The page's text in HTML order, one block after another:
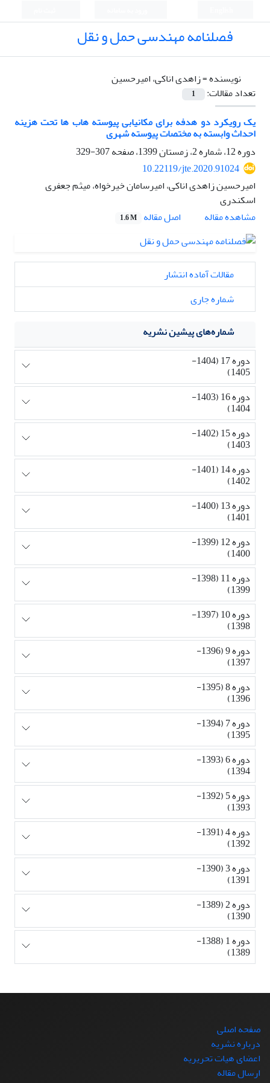
فصلنامه مهندسی حمل و نقل
نویسنده =زاهدی اناکی، امیرحسین
تعداد مقالات:
1
یک رویکرد دو هدفه برای مکانیابی پیوسته هاب ها تحت هزینه
احداث وابسته به مختصات پیوسته شهری
دوره 12، شماره 2، زمستان 1399، صفحه
307-329
10.22119/jte.2020.91024
امیرحسین زاهدی اناکی، امیرسامان خیرخواه، میثم جعفری
اسکندری
مشاهده مقاله
اصل مقاله 1.6 M
مقالات آماده انتشار
شماره جاری
شماره‌های پیشین نشریه
دوره 17 (1404-
1405)
دوره 16 (1403-
1404)
دوره 15 (1402-
1403)
دوره 14 (1401-
1402)
دوره 13 (1400-
1401)
دوره 12 (1399-
1400)
دوره 11 (1398-
1399)
دوره 10 (1397-
1398)
دوره 9 (1396-
1397)
دوره 8 (1395-
1396)
دوره 7 (1394-
1395)
دوره 6 (1393-
1394)
دوره 5 (1392-
1393)
دوره 4 (1391-
1392)
دوره 3 (1390-
1391)
دوره 2 (1389-
1390)
دوره 1 (1388-
1389)
صفحه اصلی
درباره نشریه
اعضای هیات تحریریه
ارسال مقاله